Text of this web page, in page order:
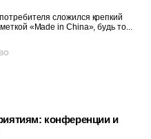
сложился крепкий
«Made in China», будь то...
конференции и